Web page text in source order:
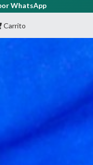
Carrito